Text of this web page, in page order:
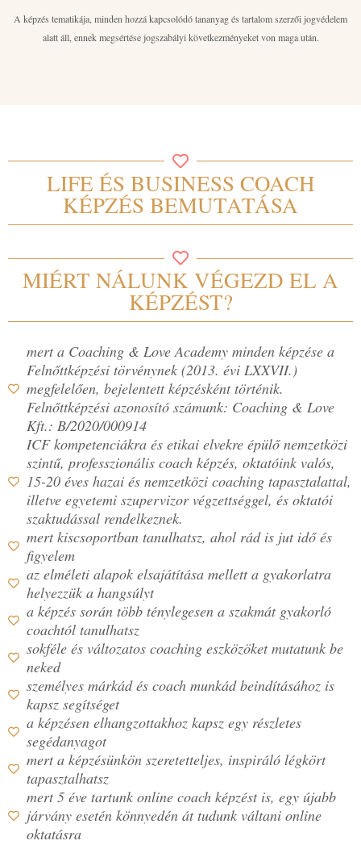
A képzés tematikája, minden hozzá kapcsolódó tananyag és tartalom szerzői jogvédelem
alatt áll, ennek megsértése jogszabályi következményeket von maga után.
LIFE ÉS BUSINESS COACH
KÉPZÉS BEMUTATÁSA
MIÉRT NÁLUNK VÉGEZD EL A
KÉPZÉST?
mert a Coaching & Love Academy minden képzése a
Felnőttképzési törvénynek (2013. évi LXXVII.)
megfelelően, bejelentett képzésként történik.
Felnőttképzési azonosító számunk: Coaching & Love
Kft.: B/2020/000914
ICF kompetenciákra és etikai elvekre épülő nemzetközi
szintű, professzionális coach képzés, oktatóink valós,
15-20 éves hazai és nemzetközi coaching tapasztalattal,
illetve egyetemi szupervizor végzettséggel, és oktatói
szaktudással rendelkeznek.
mert kiscsoportban tanulhatsz, ahol rád is jut idő és
figyelem
az elméleti alapok elsajátítása mellett a gyakorlatra
helyezzük a hangsúlyt
a képzés során több ténylegesen a szakmát gyakorló
coachtól tanulhatsz
sokféle és változatos coaching eszközöket mutatunk be
neked
személyes márkád és coach munkád beindításához is
kapsz segítséget
a képzésen elhangzottakhoz kapsz egy részletes
segédanyagot
mert a képzésünkön szeretetteljes, inspiráló légkört
tapasztalhatsz
mert 5 éve tartunk online coach képzést is, egy újabb
járvány esetén könnyedén át tudunk váltani online
oktatásra